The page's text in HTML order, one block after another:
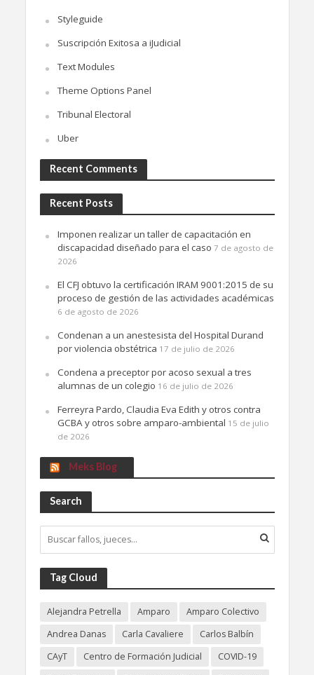
Styleguide
Suscripción Exitosa a iJudicial
Text Modules
Theme Options Panel
Tribunal Electoral
Uber
Recent Comments
Recent Posts
Imponen realizar un taller de capacitación en
discapacidad diseñado para el caso 7 de agosto de
2026
El CFJ obtuvo la certificación IRAM 9001:2015 de su
proceso de gestión de las actividades académicas
6 de agosto de 2026
Condenan a un anestesista del Hospital Durand
por violencia obstétrica 17 de julio de 2026
Condena a preceptor por acoso sexual a tres
alumnas de un colegio 16 de julio de 2026
Ferreyra Pardo, Claudia Eva Edith y otros contra
GCBA y otros sobre amparo-ambiental 15 de julio
de 2026
Meks Blog
Search
Tag Cloud
Alejandra Petrella Amparo
Amparo Colectivo
Andrea Danas
Carla Cavaliere
Carlos Balbín
CAyT
Centro de Formación Judicial
COVID-19